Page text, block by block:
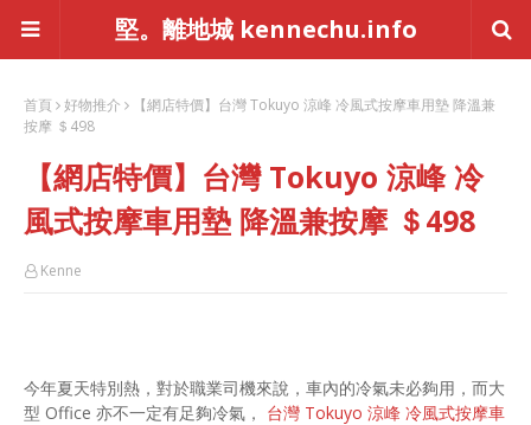
堅。離地城 kennechu.info
首頁 好物推介
【網店特價】台灣 Tokuyo 涼峰 冷風式按摩車用墊 降溫兼
按摩 ＄498
【網店特價】台灣 Tokuyo 涼峰 冷
風式按摩車用墊 降溫兼按摩 ＄498
Kenne
今年夏天特別熱，對於職業司機來說，車內的冷氣未必夠用，而大
型 Office 亦不一定有足夠冷氣， 台灣 Tokuyo 涼峰 冷風式按摩車